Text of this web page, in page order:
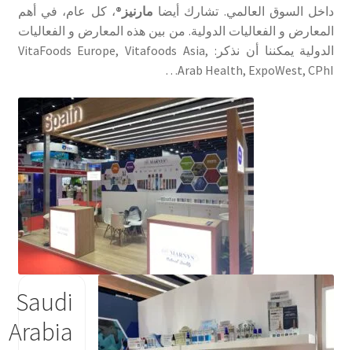
داخل السوق العالمي. تشارك أيضا مارنيز®، كل عام، في أهم
المعارض و الفعاليات الدولية. من بين هذه المعارض و الفعاليات
الدولية يمكننا أن نذكر: VitaFoods Europe, Vitafoods Asia,
Arab Health, ExpoWest, CPhI…
Saudi
Arabia